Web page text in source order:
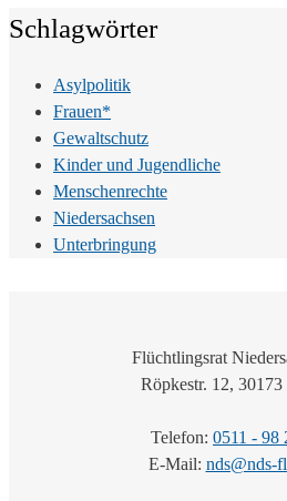
Schlagwörter
Asylpolitik
Frauen*
Gewaltschutz
Kinder und Jugendliche
Menschenrechte
Niedersachsen
Unterbringung
Flüchtlingsrat
Röpkestr. 12,
Telefon: 0511 - 98
E-Mail: nds@nds-